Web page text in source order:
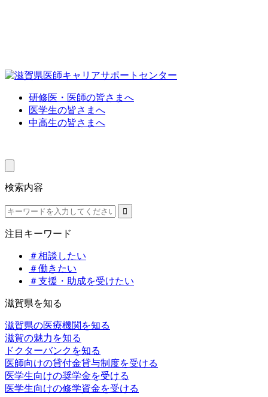
研修医・医師の皆さまへ
医学生の皆さまへ
中高生の皆さまへ
検索内容
注目キーワード
＃相談したい
＃働きたい
＃支援・助成を受けたい
滋賀県を知る
滋賀県の医療機関を知る
滋賀の魅力を知る
ドクターバンクを知る
医師向けの貸付金貸与制度を受ける
医学生向けの奨学金を受ける
医学生向けの修学資金を受ける